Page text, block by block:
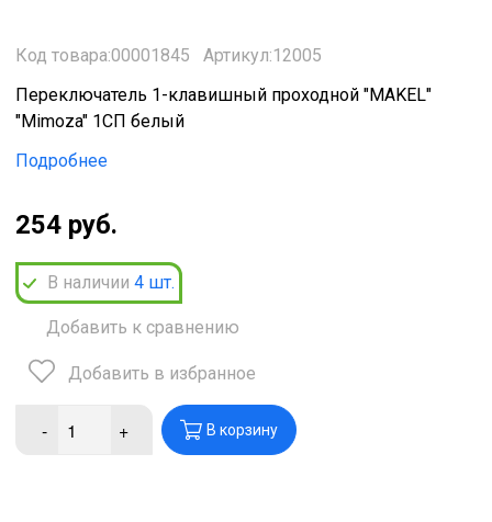
Код товара:00001845
Артикул:12005
Переключатель 1-клавишный проходной "MAKEL"
"Mimoza" 1СП белый
Подробнее
254 руб.
В наличии 4 шт.
Добавить к сравнению
Добавить в избранное
- + В корзину